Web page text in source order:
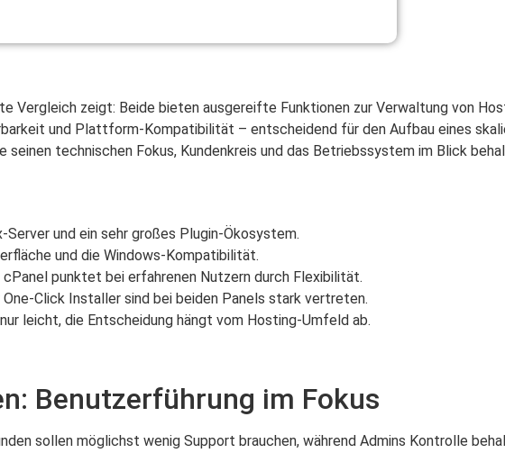
Vergleich zeigt: Beide bieten ausgereifte Funktionen zur Verwaltung von
und Plattform-Kompatibilität – entscheidend für den Aufbau eines
seinen technischen Fokus, Kundenkreis und das Betriebssystem im Blick
und ein sehr großes Plugin-Ökosystem.
und die Windows-Kompatibilität.
cPanel punktet bei erfahrenen Nutzern durch Flexibilität.
Click Installer sind bei beiden Panels stark vertreten.
leicht, die Entscheidung hängt vom Hosting-Umfeld ab.
Benutzerführung im Fokus
sollen möglichst wenig Support brauchen, während Admins Kontrolle